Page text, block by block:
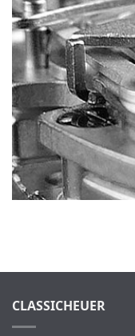
CLASSICHEUER